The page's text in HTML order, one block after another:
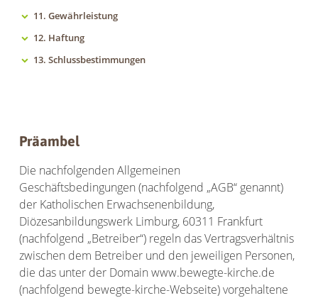
11. Gewährleistung
12. Haftung
13. Schlussbestimmungen
Präambel
Die nachfolgenden Allgemeinen
Geschäftsbedingungen (nachfolgend „AGB“ genannt)
der Katholischen Erwachsenenbildung,
Diözesanbildungswerk Limburg, 60311 Frankfurt
(nachfolgend „Betreiber“) regeln das Vertragsverhältnis
zwischen dem Betreiber und den jeweiligen Personen,
die das unter der Domain www.bewegte-kirche.de
(nachfolgend bewegte-kirche-Webseite) vorgehaltene